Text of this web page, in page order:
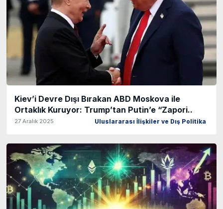
Kiev’i Devre Dışı Bırakan ABD Moskova ile
Ortaklık Kuruyor: Trump’tan Putin’e “Zapori..
27 Aralık 2025 Uluslararası İlişkiler ve Dış Politika